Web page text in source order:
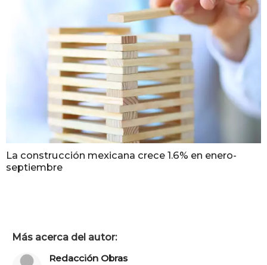
La construcción mexicana crece 1.6% en enero-
septiembre
Más acerca del autor:
Redacción Obras